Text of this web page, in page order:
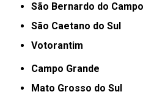
São Bernardo do Campo
São Caetano do Sul
Votorantim
Campo Grande
Mato Grosso do Sul